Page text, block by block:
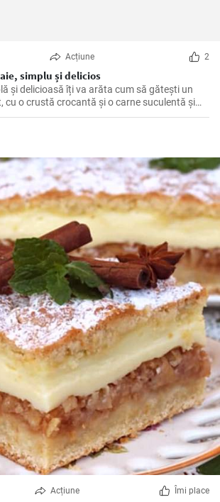
Acțiune 2
simplu și delicios
și delicioasă îți va arăta cum să gătești un
cu o crustă crocantă și o carne suculentă și
ușoară de a impresiona oaspeții la o
a-ți răsfăța familia.
Acțiune Îmi place